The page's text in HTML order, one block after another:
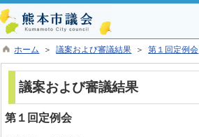
ホーム ＞議案および審議結果 ＞第１回定例会
議案および審議結果
第１回定例会